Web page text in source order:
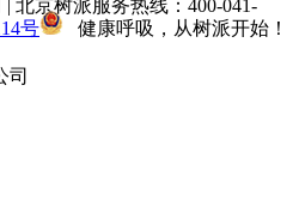
北京树派服务热线：400-041-
号 健康呼吸，从树派开始！
司